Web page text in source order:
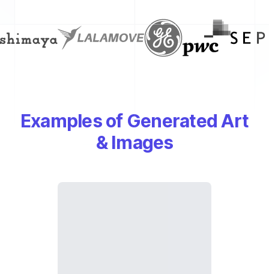
Examples of Generated Art
& Images